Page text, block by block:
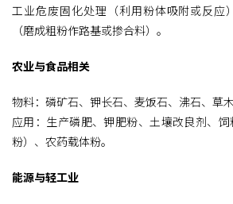
工业危废固化处理（利用粉体吸附或反应
（磨成粗粉作路基或掺合料）。
农业与食品相关
物料：磷矿石、钾长石、麦饭石、沸石、草木
应用：生产磷肥、钾肥粉、土壤改良剂、
粉）、农药载体粉。
能源与轻工业